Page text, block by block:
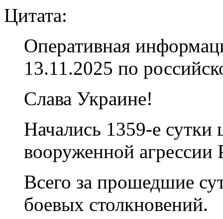
Цитата:
Оперативная
13.11.2025 по
Слава Украине!
Начались 1359-е
вооруженной
Всего за прошедшие
боевых столкновений.